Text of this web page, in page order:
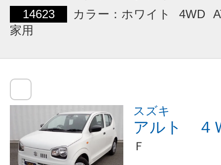
14623
カラー：ホワイト 4WD
家用
スズキ
アルト ４
Ｆ